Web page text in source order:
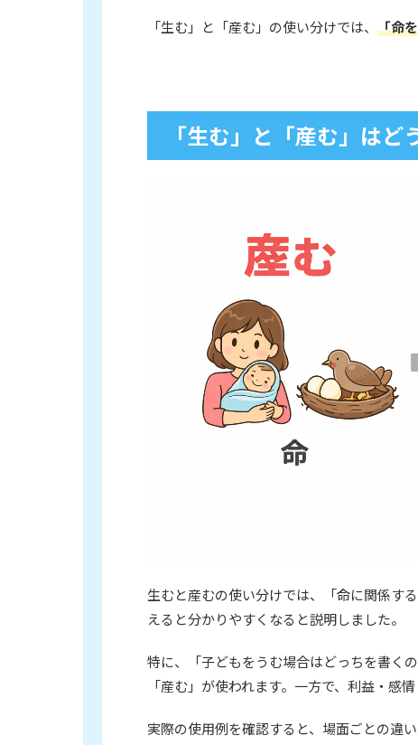
「生む」と「産む」の使い分けでは、 「命
「生む」と「産む」はど
生むと産むの使い分けでは、「命に関係す
えると分かりやすくなると説明しました。
特に、「子どもをうむ場合はどっちを書く
「産む」が使われます。一方で、利益・感
実際の使用例を確認すると、場面ごとの違